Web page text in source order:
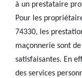
à un prestataire
Pour les
74330, les
maçonnerie sont
satisfaisantes. En
des services